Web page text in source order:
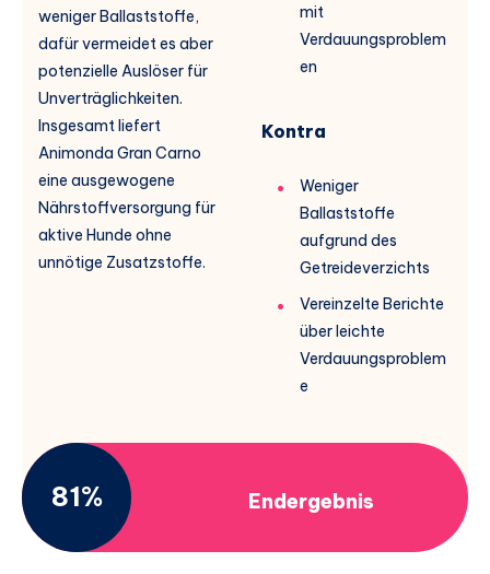
weniger Ballaststoffe,
dafür vermeidet es aber
potenzielle Auslöser für
Unverträglichkeiten.
Insgesamt liefert
Animonda Gran Carno
eine ausgewogene
Nährstoffversorgung für
aktive Hunde ohne
unnötige Zusatzstoffe.
mit
Verdauungsproblem
en
Kontra
Weniger
Ballaststoffe
aufgrund des
Getreideverzichts
Vereinzelte Berichte
über leichte
Verdauungsproblem
e
81% Endergebnis